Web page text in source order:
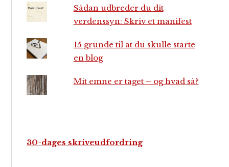
Sådan udbreder du dit
verdenssyn: Skriv et manifest
15 grunde til at du skulle starte
en blog
Mit emne er taget – og hvad så?
30-dages skriveudfordring